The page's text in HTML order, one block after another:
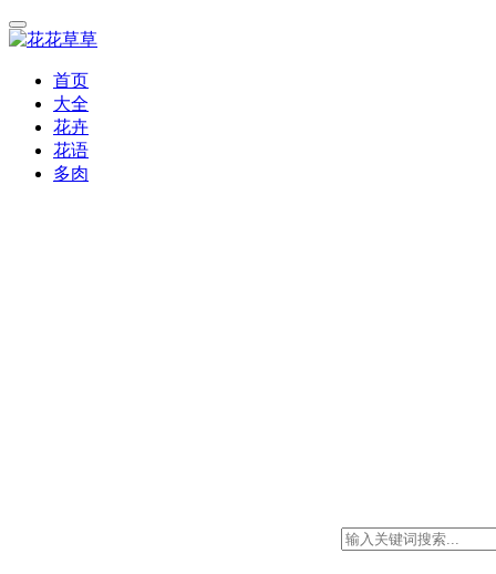
首页
大全
花卉
花语
多肉